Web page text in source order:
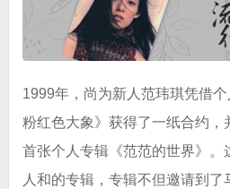
1999年，尚为新人范玮琪凭借
粉红色大象》获得了一纸合约，
首张个人专辑《范范的世界》。
人和的专辑，专辑不但邀请到